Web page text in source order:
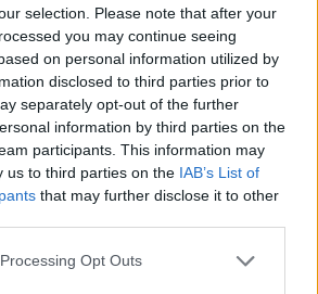
selection. Please note that after your
you may continue seeing
on personal information utilized by
disclosed to third parties prior to
separately opt-out of the further
information by third parties on the
participants. This information may
us to third parties on the IAB’s List of
that may further disclose it to other
Opt Outs